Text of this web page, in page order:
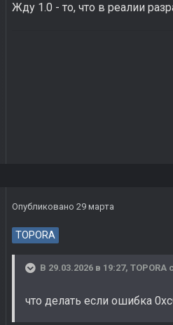
Жду 1.0 - то, что в реалии
Опубликовано 29 марта
TOPORA
В 29.03.2026 в 19:27, TOPORA
что делать если ошибка